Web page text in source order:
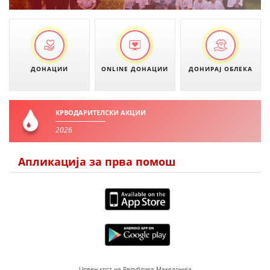
ЗНАЧЕЊЕ НА СЛУЖБАТА ЗА БАРАЊЕ
ФОРМУЛАРИ ЗА БАРАЊА
ЗДРАВСТВЕНО ПРЕВЕНТИВНА ДЕЈНОСТ
УСЛУГИ
ЗА НАС
ДОНАЦИИ ONLINE ДОНАЦИИ ДОНИРАЈ ОБЛЕКА
КРВОДАРИТЕЛСКИ АКЦИИ
2026
Апликација за прва помош